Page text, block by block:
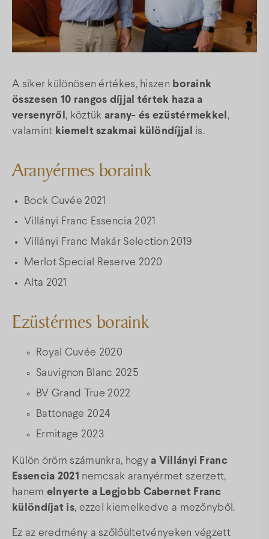
A siker különösen értékes, hiszen boraink
összesen 10 rangos díjjal tértek haza a
versenyről , köztük arany- és ezüstérmekkel ,
valamint kiemelt szakmai különdíjjal is.
Aranyérmes boraink
Bock Cuvée 2021
Villányi Franc Essencia 2021
Villányi Franc Makár Selection 2019
Merlot Special Reserve 2020
Alta 2021
Ezüstérmes boraink
Royal Cuvée 2020
Sauvignon Blanc 2025
BV Grand True 2022
Battonage 2024
Ermitage 2023
Külön öröm számunkra, hogya Villányi Franc
Essencia 2021 nemcsak aranyérmet szerzett,
hanem elnyerte a Legjobb Cabernet Franc
különdíjat is, ezzel kiemelkedve a mezőnyből.
Ez az eredmény a szőlőültetvényeken végzett
Térkép
Facebook Instagram Youtube